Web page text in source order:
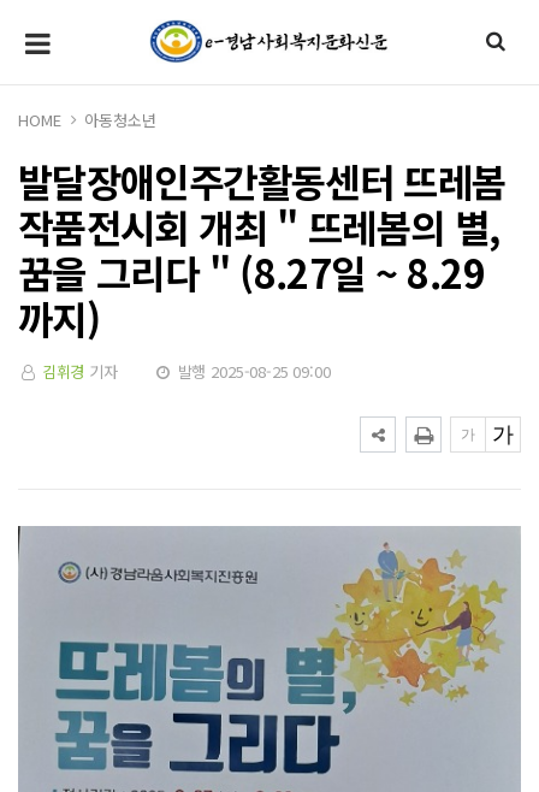
HOME 아동청소년
발달장애인주간활동센터 뜨레봄
작품전시회 개최 " 뜨레봄의 별,
꿈을 그리다 " (8.27일 ~ 8.29
까지)
김휘경 기자 발행 2025-08-25 09:00